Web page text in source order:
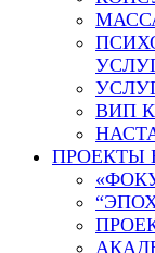
ВИП
ПРОЕКТЫ